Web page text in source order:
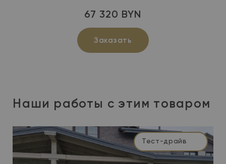
67 320 BYN
Заказать
Наши работы с этим товаром
Тест-драйв